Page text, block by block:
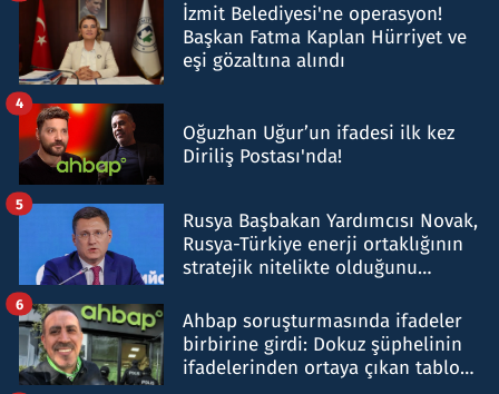
İzmit Belediyesi'ne operasyon!
Başkan Fatma Kaplan Hürriyet ve
eşi gözaltına alındı
Oğuzhan Uğur’un ifadesi ilk kez
Diriliş Postası'nda!
4
Rusya Başbakan Yardımcısı Novak,
Rusya-Türkiye enerji ortaklığının
stratejik nitelikte olduğunu
5
Ahbap soruşturmasında ifadeler
birbirine girdi: Dokuz şüphelinin
ifadelerinden ortaya çıkan tablo
6